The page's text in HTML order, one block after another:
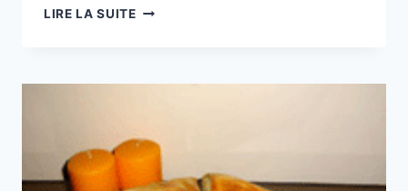
LIRE LA SUITECUISINE